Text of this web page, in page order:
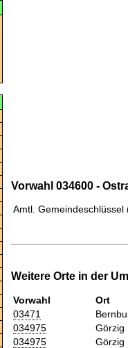
Vorwahl 034600 -
Amtl. Gemeindeschlüssel
Weitere Orte in der
Vorwahl Ort
03471
034975
Görzig
034975
Görzig